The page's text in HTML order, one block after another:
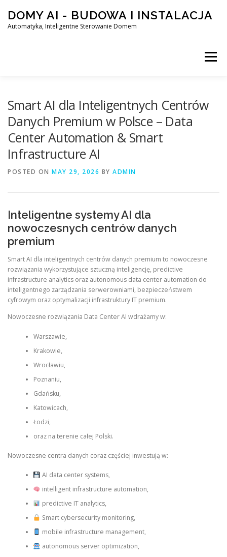
content
DOMY AI - BUDOWA I INSTALACJA
Automatyka, Inteligentne Sterowanie Domem
Menu
SMART DOM AI – AUTOMATYKA, INTELIGENTNE
BLOG KONTAKT
Smart AI dla Inteligentnych Centrów
Danych Premium w Polsce – Data
Center Automation & Smart
Infrastructure AI
POSTED ON MAY 29, 2026 BY ADMIN
Inteligentne systemy AI dla
nowoczesnych centrów danych
premium
Smart AI dla inteligentnych centrów danych premium to nowoczesne
rozwiązania wykorzystujące sztuczną inteligencję, predictive
infrastructure analytics oraz autonomous data center automation do
inteligentnego zarządzania serwerowniami, bezpieczeństwem
cyfrowym oraz optymalizacji infrastruktury IT premium.
Nowoczesne rozwiązania Data Center AI wdrażamy w:
Warszawie,
Krakowie,
Wrocławiu,
Poznaniu,
Gdańsku,
Katowicach,
Łodzi,
oraz na terenie całej Polski.
Nowoczesne centra danych coraz częściej inwestują w:
AI data center systems,
intelligent infrastructure automation,
predictive IT analytics,
Smart cybersecurity monitoring,
mobile infrastructure management,
autonomous server optimization,